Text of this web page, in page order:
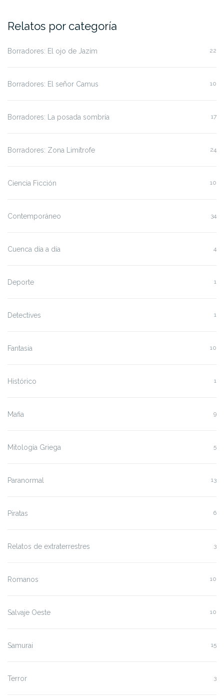
Relatos por categoría
Borradores: El ojo de Jazím 22
Borradores: El señor Camus 10
Borradores: La posada sombría 17
Borradores: Zona Limítrofe 24
Ciencia Ficción 10
Contemporáneo 34
Cuenca día a día 4
Deporte 1
Detectives 1
Fantasia 10
Histórico 1
Mafia 9
Mitología Griega 5
Paranormal 13
Piratas 6
Relatos de extraterrestres 3
Romanos 10
Salvaje Oeste 10
Samurai 15
Terror 3